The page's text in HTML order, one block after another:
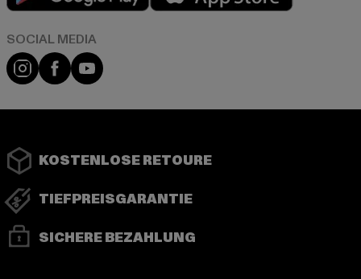
Instagram
FacebookYouTube
KOSTENLOSE RETOURE
TIEFPREISGARANTIE
SICHERE BEZAHLUNG